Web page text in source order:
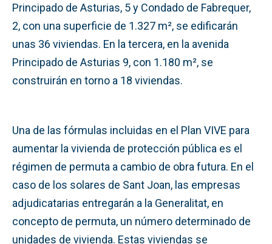
Principado de Asturias, 5 y Condado de Fabrequer,
2, con una superficie de 1.327 m², se edificarán
unas 36 viviendas. En la tercera, en la avenida
Principado de Asturias 9, con 1.180 m², se
construirán en torno a 18 viviendas.
Una de las fórmulas incluidas en el Plan VIVE para
aumentar la vivienda de protección pública es el
régimen de permuta a cambio de obra futura. En el
caso de los solares de Sant Joan, las empresas
adjudicatarias entregarán a la Generalitat, en
concepto de permuta, un número determinado de
unidades de vivienda. Estas viviendas se